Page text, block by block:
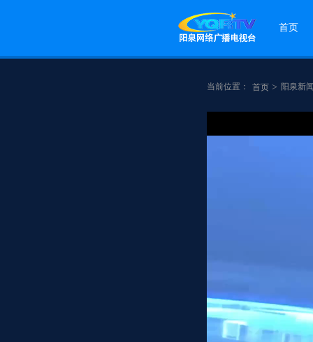
首页
当前位置： 首页 > 阳泉新